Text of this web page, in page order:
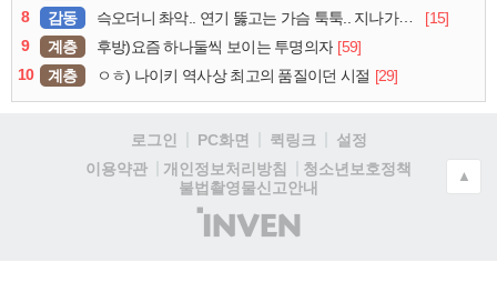
8
감동 슥오더니 촤악.. 연기 뚫고는 가슴 툭툭.. 지나가던 아재의 정체
[15]
9
계층 후방)요즘 하나둘씩 보이는 투명의자 [59]
10
계층 ㅇㅎ) 나이키 역사상 최고의 품질이던 시절 [29]
로그인 PC화면 퀵링크
설정
이용약관
개인정보처리방침
청소년보호정책
불법촬영물신고안내
(주)
인
▲